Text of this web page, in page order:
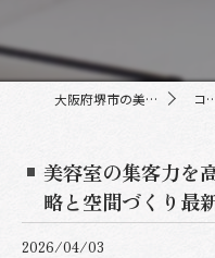
大阪府堺市の美容室ならFor-Relive コラム
美容室の集客力を
略と空間づくり最
2026/04/03